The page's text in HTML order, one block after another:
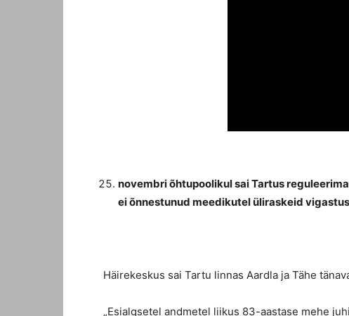
novembri õhtupoolikul sai Tartus
ei õnnestunud meedikutel üliraskeid
Häirekeskus sai Tartu linnas Aardla ja Tähe
„Esialgsetel andmetel liikus 83-aastase mehe